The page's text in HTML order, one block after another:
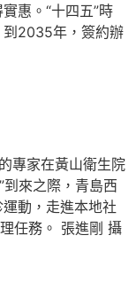
惠。“十四五”時
到2035年，簽約辦
專家在黃山衛生院
來之際，青島西
動，走進本地社
任務。 張進剛 攝